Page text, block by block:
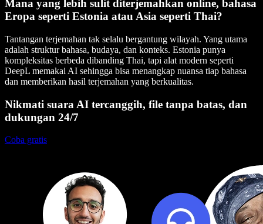
Mana yang lebih sulit diterjemahkan online, bahasa
Eropa seperti Estonia atau Asia seperti Thai?
Tantangan terjemahan tak selalu bergantung wilayah. Yang utama
adalah struktur bahasa, budaya, dan konteks. Estonia punya
kompleksitas berbeda dibanding Thai, tapi alat modern seperti
DeepL memakai AI sehingga bisa menangkap nuansa tiap bahasa
dan memberikan hasil terjemahan yang berkualitas.
Nikmati suara AI tercanggih, file tanpa batas, dan
dukungan 24/7
Coba gratis